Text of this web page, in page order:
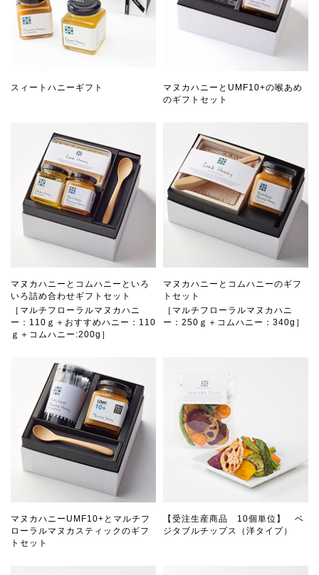
スィートハニーギフト
マヌカハニーとUMF10+の喉あめ
のギフトセット
マヌカハニーとコムハニーといろ
いろ詰め合わせギフトセット
［マルチフローラルマヌカハニ
ー：110ｇ＋おすすめハニー：110
ｇ＋コムハニー:200g］
マヌカハニーとコムハニーのギフ
トセット
［マルチフローラルマヌカハニ
ー：250ｇ＋コムハニー：340g］
マヌカハニーUMF10+とマルチフ
ローラルマヌカスティックのギフ
トセット
【受注生産商品 10個単位】 ベ
ジタブルチップス（洋タイプ）